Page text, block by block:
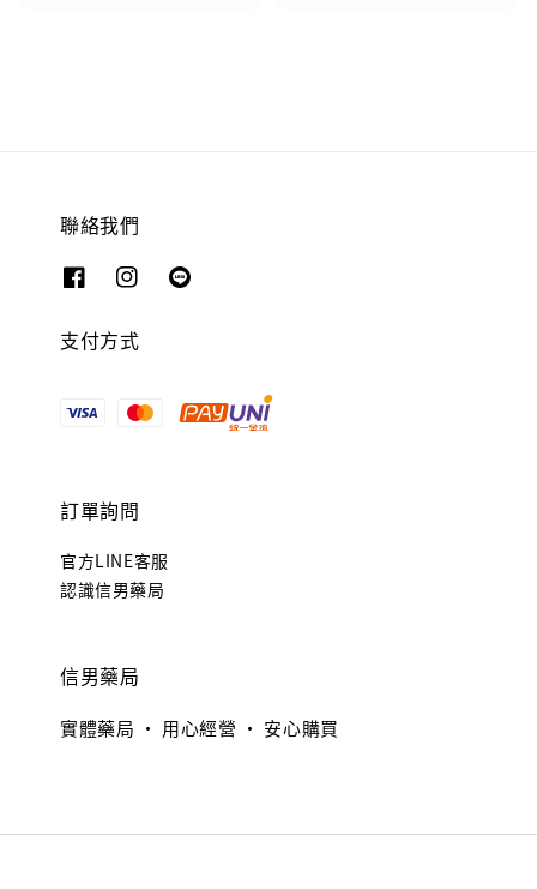
聯絡我們
支付方式
訂單詢問
官方LINE客服
認識信男藥局
信男藥局
實體藥局 · 用心經營 · 安心購買